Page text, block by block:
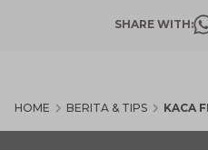
SHARE WITH:
HOME BERITA & TIPS KACA